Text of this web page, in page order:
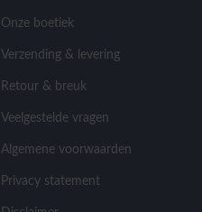
Onze boetiek
Verzending & levering
Retour & breuk
Veelgestelde vragen
Algemene voorwaarden
Privacy statement